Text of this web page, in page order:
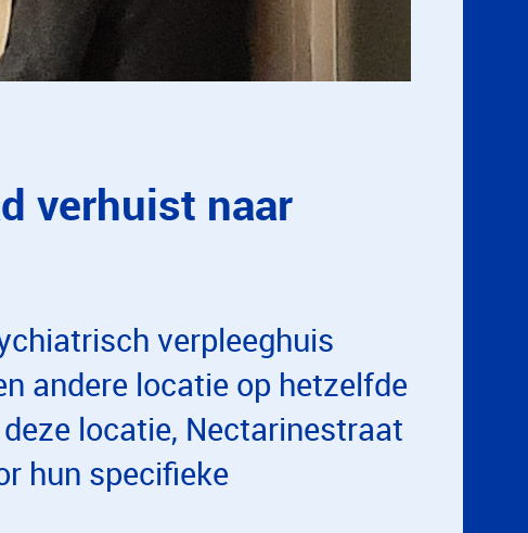
verhuist naar
verpleeghuis
andere locatie op hetzelfde
locatie, Nectarinestraat
hun specifieke